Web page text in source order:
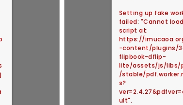
Setting up fake
failed: "Cannot load
script at:
https://
-content/plugins/
flipbook-dflip-
lite/assets/js/libs/
/stable/
s?
ult".